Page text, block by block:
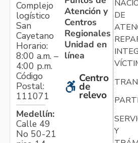
Complejo
logístico
San
Cayetano
Horario:
8:00 a.m. –
4:00 p.m.
Código
Postal:
111071
Medellín:
Calle 49
No 50-21
Atención y
Centros
Regionales
Unidad en
línea
Centro
de
relevo
DE
Y